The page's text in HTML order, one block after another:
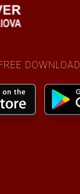
DOWNLOAD